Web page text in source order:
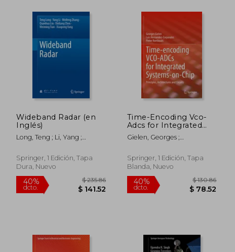
40%
dcto.
Wideband Radar (en
Inglés)
Long, Teng ; Li, Yang ;
Springer, 1 Edición, Tapa
Dura, Nuevo
Time-Encoding Vco-
Adcs for Integrated
Systems-On-Chip:
Principles,
Circuits (en Inglés)
Gielen, Georges ;
; Rombouts, Pieter
Springer, 1 Edición, Tapa
Blanda, Nuevo